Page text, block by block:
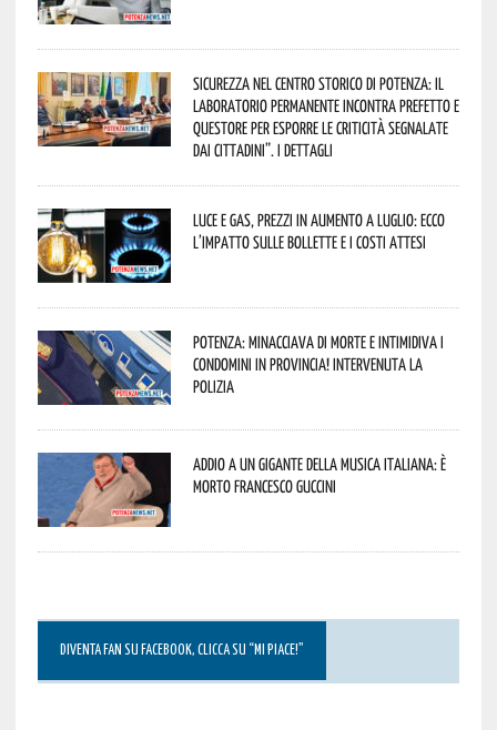
Sicurezza nel Centro Storico di Potenza: il
Laboratorio Permanente incontra Prefetto e
Questore per esporre le criticità segnalate
dai cittadini”. I dettagli
Luce e gas, prezzi in aumento a luglio: ecco
l’impatto sulle bollette e i costi attesi
Potenza: minacciava di morte e intimidiva i
condomini in provincia! Intervenuta la
Polizia
Addio a un gigante della musica italiana: è
morto Francesco Guccini
DIVENTA FAN SU FACEBOOK, CLICCA SU “MI PIACE!”